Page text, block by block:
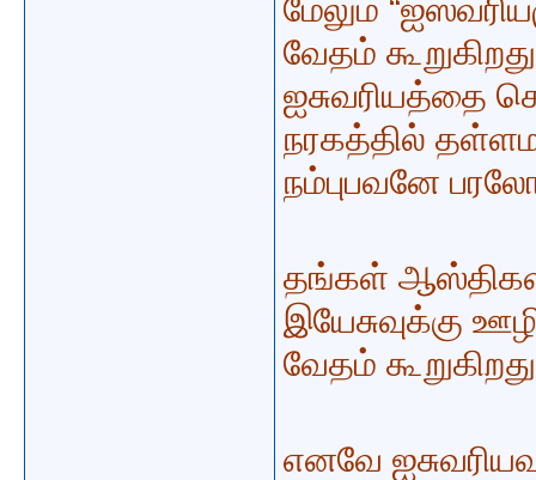
மேலும்
வேதம்
ஐசுவரியத்தை
நரகத்தில்
நம்புபவனே
தங்கள்
இயேசுவுக்கு
வேதம்
எனவே